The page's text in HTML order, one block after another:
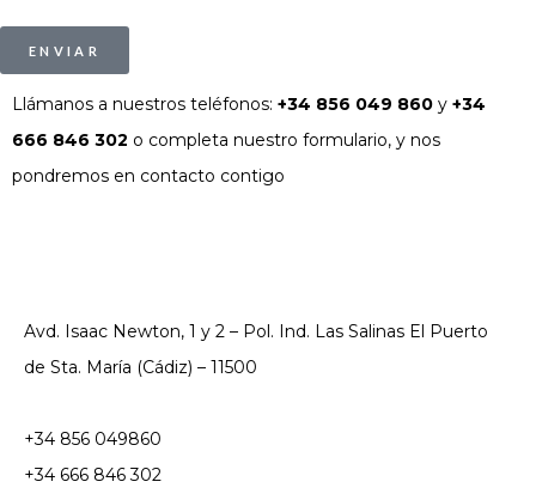
ENVIAR
Llámanos a nuestros teléfonos: +34 856 049 860 y +34
666 846 302 o completa nuestro formulario, y nos
pondremos en contacto contigo
Avd. Isaac Newton, 1 y 2 – Pol. Ind. Las Salinas El Puerto
de Sta. María (Cádiz) – 11500
+34 856 049860
+34 666 846 302